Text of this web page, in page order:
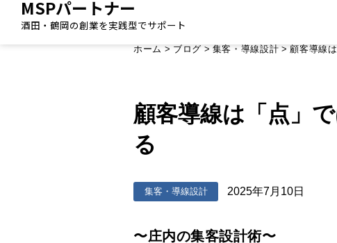
MSPパートナー
酒田・鶴岡の創業を実践型でサポート
ホーム > ブログ> 集客・導線設計 >顧客導線
顧客導線は「点」
る
集客・導線設計 2025年7月10日
〜庄内の集客設計術〜